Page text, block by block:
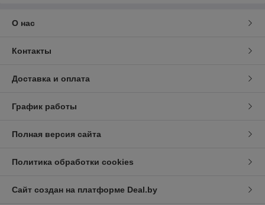
О нас
Контакты
Доставка и оплата
График работы
Полная версия сайта
Политика обработки cookies
Сайт создан на платформе Deal.by